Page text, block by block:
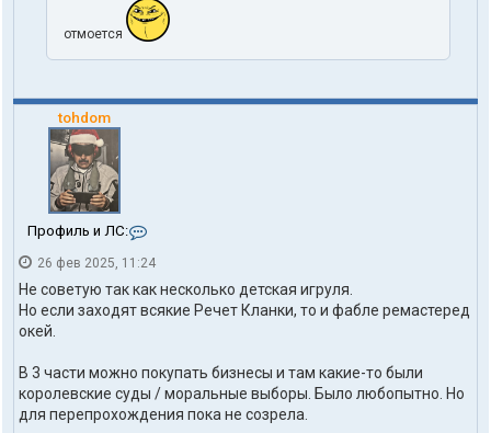
отмоется
tohdom
Профиль и ЛС:
н
т
а
к
п
о
л
ь
26 фев 2025, 11:24
Не советую так как несколько детская игруля.
Но если заходят всякие Речет Кланки, то и фабле ремастеред
окей.
В 3 части можно покупать бизнесы и там какие-то были
королевские суды / моральные выборы. Было любопытно. Но
для перепрохождения пока не созрела.